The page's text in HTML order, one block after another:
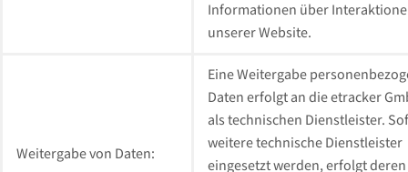
Informationen über
unserer Website.
Weitergabe von Daten:
Eine Weitergabe
Daten erfolgt an die etracker
als technischen Dienstleister.
weitere technische Dienstleister
eingesetzt werden, erfolgt deren